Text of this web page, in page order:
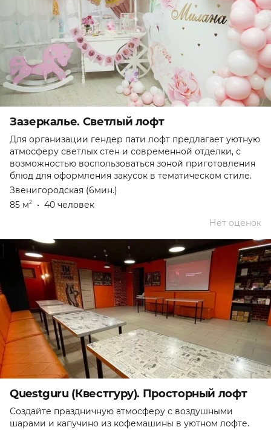
Зазеркалье. Светлый лофт
Для организации гендер пати лофт предлагает уютную
атмосферу светлых стен и современной отделки, с
возможностью воспользоваться зоной приготовления
блюд для оформления закусок в тематическом стиле.
Звенигородская (6мин.)
85 м2 • 40 человек
Нет оценок
Questguru (Квестгуру). Просторный лофт
Создайте праздничную атмосферу с воздушными
шарами и капучино из кофемашины в уютном лофте.